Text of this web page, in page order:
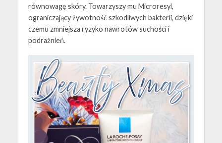
równowagę skóry. Towarzyszy mu Microresyl,
ograniczający żywotność szkodliwych bakterii, dzięki
czemu zmniejsza ryzyko nawrotów suchości i
podrażnień.